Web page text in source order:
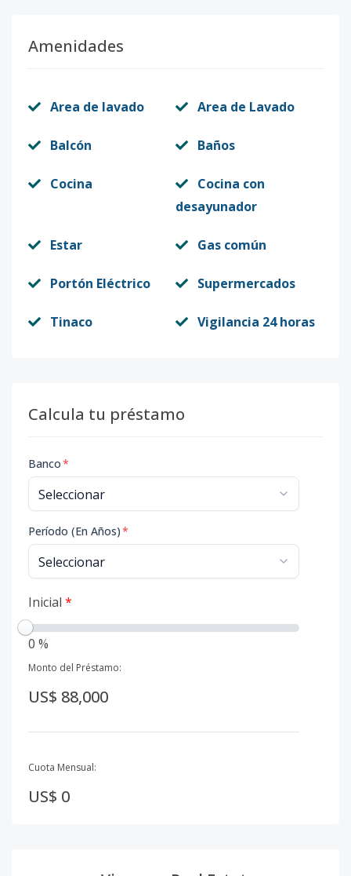
Amenidades
Area de lavado Area de Lavado
Balcón Baños
Cocina
Cocina con
desayunador
Estar Gas común
Portón Eléctrico Supermercados
Tinaco Vigilancia 24 horas
Calcula tu préstamo
Banco*
Período (En Años)*
Inicial *
0 %
Monto del Préstamo:
US$ 88,000
Cuota Mensual:
US$ 0